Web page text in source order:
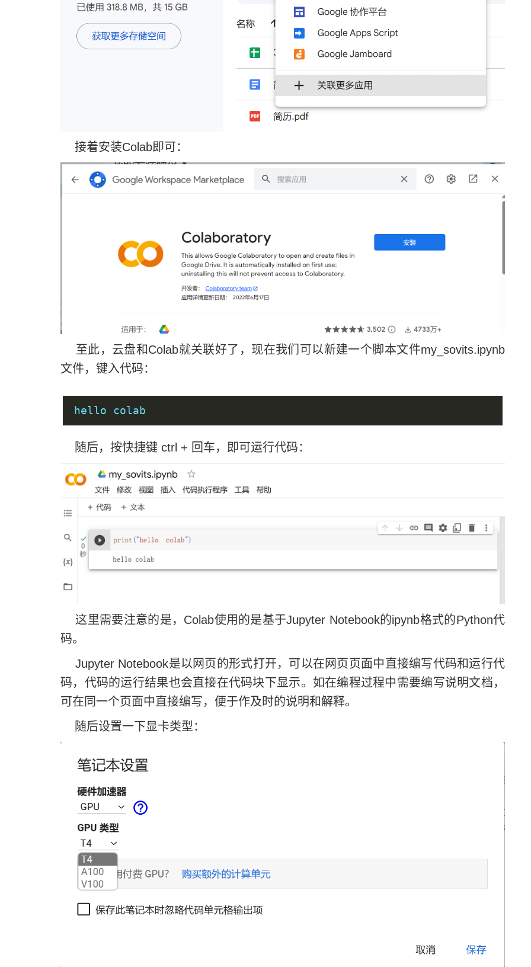
接着安装Colab即可：
至此，云盘和Colab就关联好了，现在我们可以新建一个脚本文件my_sovits.ipynb
文件，键入代码：
hello colab
随后，按快捷键 ctrl + 回车，即可运行代码：
这里需要注意的是，Colab使用的是基于Jupyter Notebook的ipynb格式的Python代
码。
Jupyter Notebook是以网页的形式打开，可以在网页页面中直接编写代码和运行代
码，代码的运行结果也会直接在代码块下显示。如在编程过程中需要编写说明文档，
可在同一个页面中直接编写，便于作及时的说明和解释。
随后设置一下显卡类型：